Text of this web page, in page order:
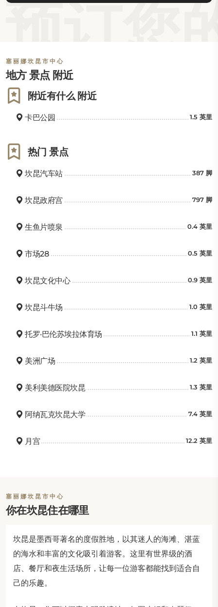
塞丽娜坎昆市中心
地方 景点 附近
附近有什么 附近
卡巴公园 1.5 英里
热门 景点
坎昆汽车站 387 脚
坎昆政府宫 797 脚
生鱼片喷泉 0.4 英里
市场28 0.5 英里
坎昆文化中心 0.9 英里
坎昆斗牛场 1.0 英里
托罗·巴伦苏埃拉体育场 1.1 英里
美洲广场 1.2 英里
美利美德医院坎昆 1.3 英里
阿纳瓦克坎昆大学 7.4 英里
月宫 12.2 英里
塞丽娜坎昆市中心
你在坎昆住在哪里
坎昆是墨西哥著名的度假胜地，以其迷人的海滩、湛蓝
的海水和丰富的文化吸引着游客。这里有世界级的酒
店、餐厅和夜生活场所，让每一位游客都能找到适合自
己的乐趣。